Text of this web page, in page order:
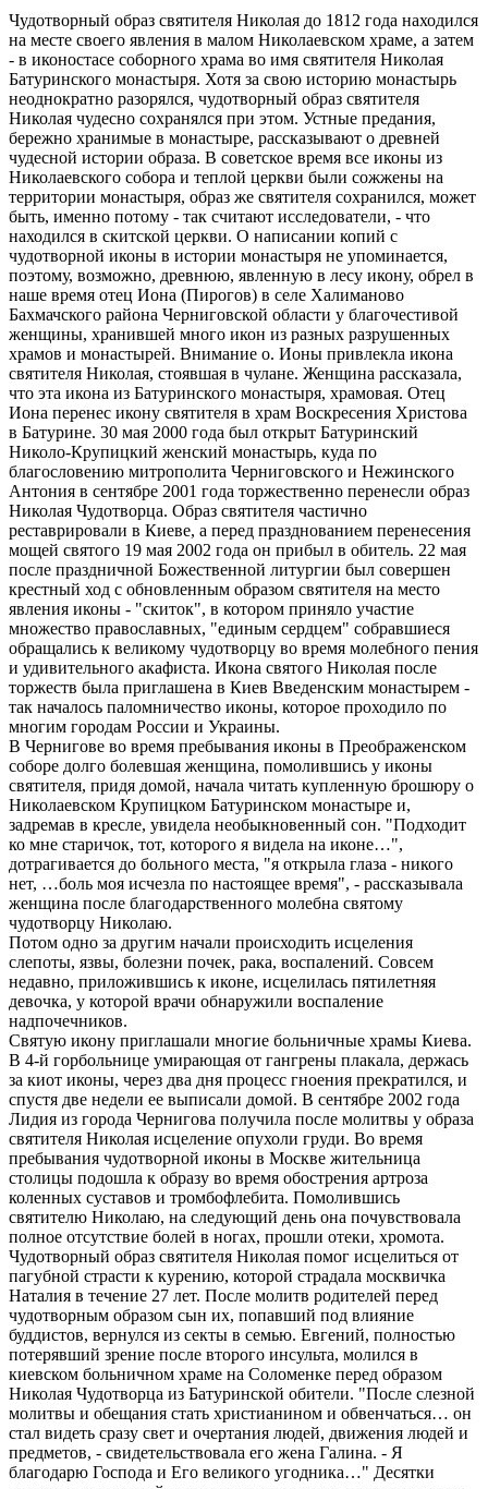
Чудотворный образ святителя Николая до 1812 года находился
на месте своего явления в малом Николаевском храме, а затем
- в иконостасе соборного храма во имя святителя Николая
Батуринского монастыря. Хотя за свою историю монастырь
неоднократно разорялся, чудотворный образ святителя
Николая чудесно сохранялся при этом. Устные предания,
бережно хранимые в монастыре, рассказывают о древней
чудесной истории образа. В советское время все иконы из
Николаевского собора и теплой церкви были сожжены на
территории монастыря, образ же святителя сохранился, может
быть, именно потому - так считают исследователи, - что
находился в скитской церкви. О написании копий с
чудотворной иконы в истории монастыря не упоминается,
поэтому, возможно, древнюю, явленную в лесу икону, обрел в
наше время отец Иона (Пирогов) в селе Халиманово
Бахмачского района Черниговской области у благочестивой
женщины, хранившей много икон из разных разрушенных
храмов и монастырей. Внимание о. Ионы привлекла икона
святителя Николая, стоявшая в чулане. Женщина рассказала,
что эта икона из Батуринского монастыря, храмовая. Отец
Иона перенес икону святителя в храм Воскресения Христова
в Батурине. 30 мая 2000 года был открыт Батуринский
Николо-Крупицкий женский монастырь, куда по
благословению митрополита Черниговского и Нежинского
Антония в сентябре 2001 года торжественно перенесли образ
Николая Чудотворца. Образ святителя частично
реставрировали в Киеве, а перед празднованием перенесения
мощей святого 19 мая 2002 года он прибыл в обитель. 22 мая
после праздничной Божественной литургии был совершен
крестный ход с обновленным образом святителя на место
явления иконы - "скиток", в котором приняло участие
множество православных, "единым сердцем" собравшиеся
обращались к великому чудотворцу во время молебного пения
и удивительного акафиста. Икона святого Николая после
торжеств была приглашена в Киев Введенским монастырем -
так началось паломничество иконы, которое проходило по
многим городам России и Украины.
В Чернигове во время пребывания иконы в Преображенском
соборе долго болевшая женщина, помолившись у иконы
святителя, придя домой, начала читать купленную брошюру о
Николаевском Крупицком Батуринском монастыре и,
задремав в кресле, увидела необыкновенный сон. "Подходит
ко мне старичок, тот, которого я видела на иконе…",
дотрагивается до больного места, "я открыла глаза - никого
нет, …боль моя исчезла по настоящее время", - рассказывала
женщина после благодарственного молебна святому
чудотворцу Николаю.
Потом одно за другим начали происходить исцеления
слепоты, язвы, болезни почек, рака, воспалений. Совсем
недавно, приложившись к иконе, исцелилась пятилетняя
девочка, у которой врачи обнаружили воспаление
надпочечников.
Святую икону приглашали многие больничные храмы Киева.
В 4-й горбольнице умирающая от гангрены плакала, держась
за киот иконы, через два дня процесс гноения прекратился, и
спустя две недели ее выписали домой. В сентябре 2002 года
Лидия из города Чернигова получила после молитвы у образа
святителя Николая исцеление опухоли груди. Во время
пребывания чудотворной иконы в Москве жительница
столицы подошла к образу во время обострения артроза
коленных суставов и тромбофлебита. Помолившись
святителю Николаю, на следующий день она почувствовала
полное отсутствие болей в ногах, прошли отеки, хромота.
Чудотворный образ святителя Николая помог исцелиться от
пагубной страсти к курению, которой страдала москвичка
Наталия в течение 27 лет. После молитв родителей перед
чудотворным образом сын их, попавший под влияние
буддистов, вернулся из секты в семью. Евгений, полностью
потерявший зрение после второго инсульта, молился в
киевском больничном храме на Соломенке перед образом
Николая Чудотворца из Батуринской обители. "После слезной
молитвы и обещания стать христианином и обвенчаться… он
стал видеть сразу свет и очертания людей, движения людей и
предметов, - свидетельствовала его жена Галина. - Я
благодарю Господа и Его великого угодника…" Десятки